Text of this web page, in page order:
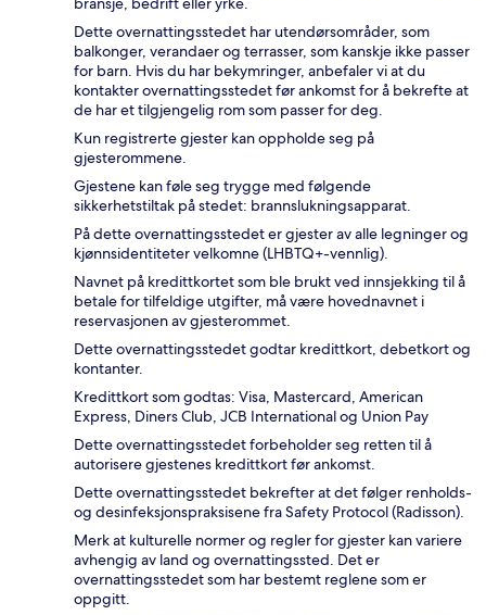
Dette overnattingsstedet har utendørsområder, som
balkonger, verandaer og terrasser, som kanskje ikke passer
for barn. Hvis du har bekymringer, anbefaler vi at du
kontakter overnattingsstedet før ankomst for å bekrefte at
de har et tilgjengelig rom som passer for deg.
Kun registrerte gjester kan oppholde seg på
gjesterommene.
Gjestene kan føle seg trygge med følgende
sikkerhetstiltak på stedet: brannslukningsapparat.
På dette overnattingsstedet er gjester av alle legninger og
kjønnsidentiteter velkomne (LHBTQ+-vennlig).
Navnet på kredittkortet som ble brukt ved innsjekking til å
betale for tilfeldige utgifter, må være hovednavnet i
reservasjonen av gjesterommet.
Dette overnattingsstedet godtar kredittkort, debetkort og
kontanter.
Kredittkort som godtas: Visa, Mastercard, American
Express, Diners Club, JCB International og Union Pay
Dette overnattingsstedet forbeholder seg retten til å
autorisere gjestenes kredittkort før ankomst.
Dette overnattingsstedet bekrefter at det følger renholds-
og desinfeksjonspraksisene fra Safety Protocol (Radisson).
Merk at kulturelle normer og regler for gjester kan variere
avhengig av land og overnattingssted. Det er
overnattingsstedet som har bestemt reglene som er
oppgitt.